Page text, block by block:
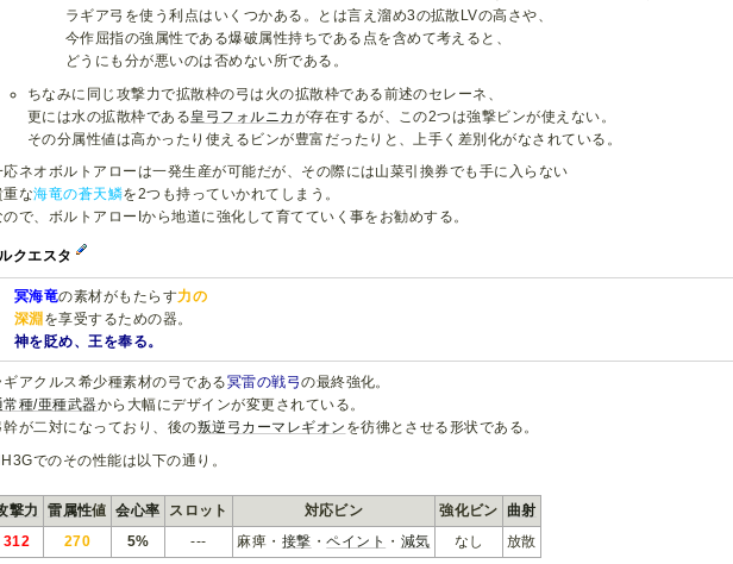
ラギア弓を使う利点はいくつかある。とは言え溜め3の拡散LVの高さや、
今作屈指の強属性である爆破属性持ちである点を含めて考えると、
どうにも分が悪いのは否めない所である。
ちなみに同じ攻撃力で拡散枠の弓は火の拡散枠である前述のセレーネ、
更には水の拡散枠である皇弓フォルニカ が存在するが、この2つは強撃ビンが使えない。
その分属性値は高かったり使えるビンが豊富だったりと、上手く差別化がなされている。
応ネオボルトアローは一発生産が可能だが、その際には山菜引換券でも手に入らない
重な海竜の蒼天鱗を2つも持っていかれてしまう。
ので、ボルトアローIから地道に強化して育てていく事をお勧めする。
クエスタ
冥海竜の素材がもたらす力の
深淵 を享受するための器。
神を貶め、王を奉る。
ギアクルス希少種素材の弓である冥雷の戦弓の最終強化。
常種/亜種武器から大幅にデザインが変更されている。
幹が二対になっており、後の叛逆弓カーマレギオン を彷彿とさせる形状である。
でのその性能は以下の通り。
撃力 雷属性値 会心率 スロット 対応ビン 強化ビン 曲射
312
270 5% --- 麻痺・ 接撃 ・ペイント ・ 減気 なし 放散